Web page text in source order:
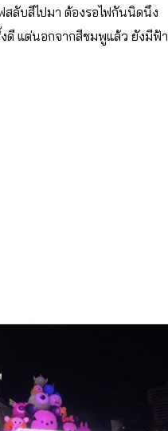
สลับสีไปมา ต้องรอไฟกันนิดนึง
ดี แต่นอกจากสีชมพูแล้ว ยังมีฟ้า